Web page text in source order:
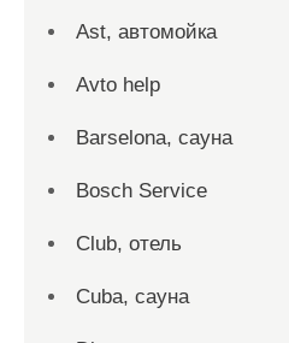
Ast, автомойка
Avto help
Barselona, сауна
Bosch Service
Club, отель
Cuba, сауна